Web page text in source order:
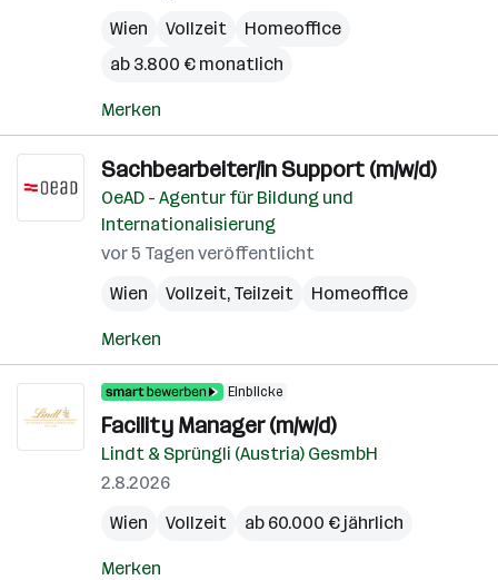
Wien
Vollzeit
Homeoffice
ab 3.800 € monatlich
Merken
Sachbearbeiter/in Support (m/w/d)
OeAD - Agentur für Bildung und
Internationalisierung
vor 5 Tagen veröffentlicht
Wien
Vollzeit, Teilzeit Homeoffice
Merken
Einblicke
Facility Manager (m/w/d)
Lindt & Sprüngli (Austria) GesmbH
2.8.2026
Wien
Vollzeit ab 60.000 € jährlich
Merken